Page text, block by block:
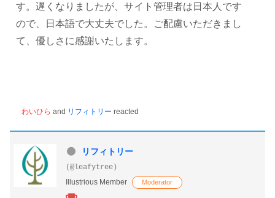
す。遅くなりましたが、サイト管理者は日本人です
ので、日本語で大丈夫でした。ご配慮いただきまし
て、優しさに感謝いたします。
わいひら and リフィトリー reacted
リフィトリー
(@leafytree)
Illustrious Member
Moderator